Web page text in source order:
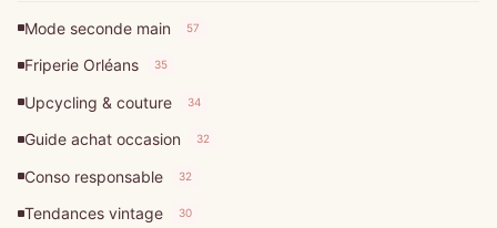
Mode seconde main 57
Friperie Orléans 35
Upcycling & couture 34
Guide achat occasion 32
Conso responsable 32
Tendances vintage 30